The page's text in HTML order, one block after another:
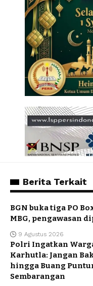
Berita Terkait
BGN buka tiga PO
MBG, pengawasan
9 Agustus 2026
Polri Ingatkan
Karhutla: Jangan
hingga Buang
Sembarangan